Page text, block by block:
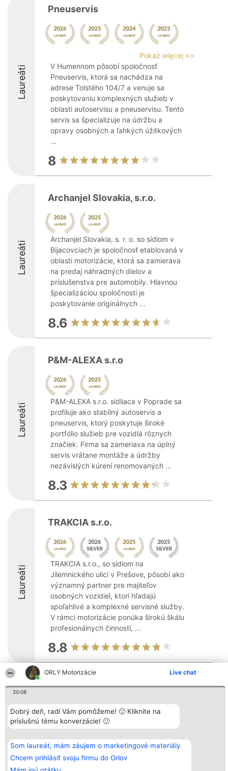
ORLY Motorizácie Live chat
20:08
Dobrý deň, radi Vám pomôžeme! 🙂 Kliknite na
príslušnú tému konverzácie! 🙂
Som laureát, mám záujem o marketingové materiály
Chcem prihlásiť svoju firmu do Orlov
Laureáti
Pneuservis
Pokaż więcej >>
V Humennom pôsobí spoločnosť
Pneuservis, ktorá sa nachádza na
adrese Tolstého 104/7 a venuje sa
poskytovaniu komplexných služieb v
oblasti autoservisu a pneuservisu. Tento
servis sa špecializuje na údržbu a
opravy osobných a ľahkých úžitkových
...
8
Laureáti
Archanjel Slovakia, s.r.o.
Archanjel Slovakia, s. r. o. so sídlom v
Bijacovciach je spoločnosť etablovaná v
oblasti motorizácie, ktorá sa zamierava
na predaj náhradných dielov a
príslušenstva pre automobily. Hlavnou
špecializáciou spoločnosti je
poskytovanie originálnych ...
8.6
Laureáti
P&M-ALEXA s.r.o
P&M-ALEXA s.r.o. sídliaca v Poprade sa
profiluje ako stabilný autoservis a
pneuservis, ktorý poskytuje široké
portfólio služieb pre vozidlá rôznych
značiek. Firma sa zameriava na úplný
servis vrátane montáže a údržby
nezávislých kúrení renomovaných ...
8.3
Laureáti
TRAKCIA s.r.o.
TRAKCIA s.r.o., so sídlom na
Jilemnického ulici v Prešove, pôsobí ako
významný partner pre majiteľov
osobných vozidiel, ktorí hľadajú
spoľahlivé a komplexné servisné služby.
V rámci motorizácie ponúka širokú škálu
profesionálnych činností, ...
8.8
Bright Side Solutions sp. z o.
ul. Ruska 22
Wrocław 50-079
KRS 0000749100 | Regon
381313360 | NIP 8943132676
wszystkich
Laureatów
Podmienky
Obchodné
Zásady
osobných